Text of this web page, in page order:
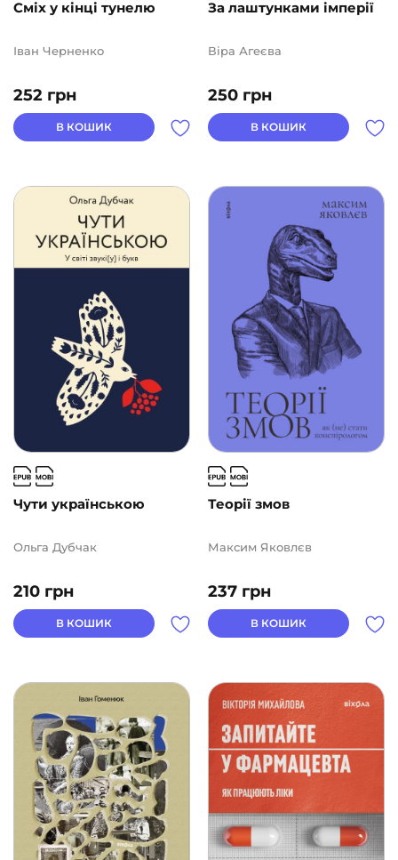
Сміх у кінці тунелю
252 грн
Іван Черненко
В КОШИК
За лаштунками імперії
250 грн
Віра Агеєва
В КОШИК
Чути українською
210 грн
Ольга Дубчак
В КОШИК
Теорії змов
237 грн
Максим Яковлєв
В КОШИК